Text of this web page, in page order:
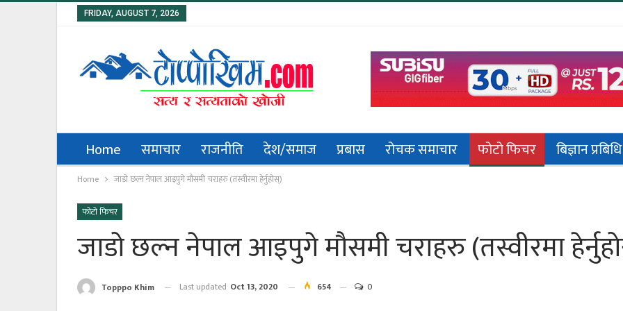
FRIDAY, AUGUST 7, 2026
Home समाचार राजनीति देश/समाज प्रबास रोचक समाचार फोटो फिचर बिज्ञान प्रबिधि
Home जाडो छल्न नेपाल आइपुगे मौसमी चराहरु (तस्वीरमा हेर्नुहोस्)
फोटो फिचर
जाडो छल्न नेपाल आइपुगे मौसमी चराहरु (तस्वीरमा
Topppo Khim Last updated Oct 13, 2020 654 0